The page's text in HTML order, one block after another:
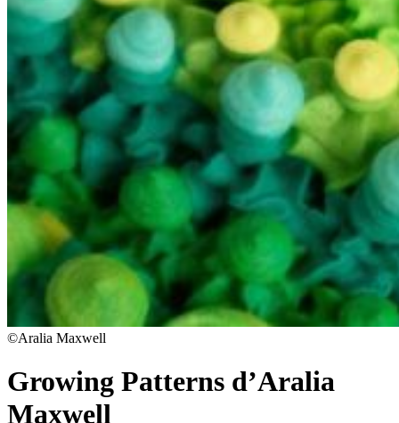
©Aralia Maxwell
Growing Patterns d’Aralia
Maxwell